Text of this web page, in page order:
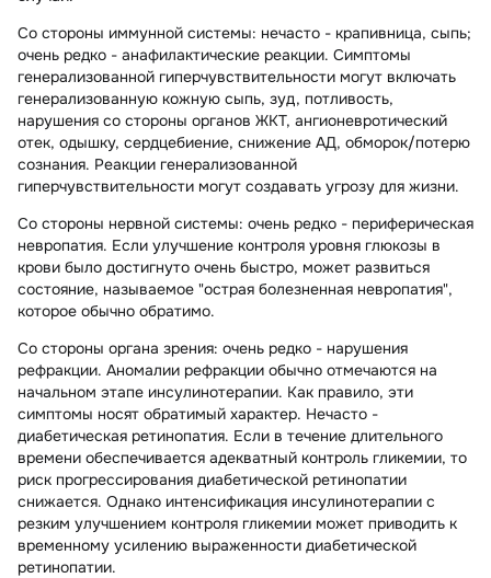
Со стороны иммунной системы: нечасто - крапивница, сыпь;
очень редко - анафилактические реакции. Симптомы
генерализованной гиперчувствительности могут включать
генерализованную кожную сыпь, зуд, потливость,
нарушения со стороны органов ЖКТ, ангионевротический
отек, одышку, сердцебиение, снижение АД, обморок/потерю
сознания. Реакции генерализованной
гиперчувствительности могут создавать угрозу для жизни.
Со стороны нервной системы: очень редко - периферическая
невропатия. Если улучшение контроля уровня глюкозы в
крови было достигнуто очень быстро, может развиться
состояние, называемое "острая болезненная невропатия",
которое обычно обратимо.
Со стороны органа зрения: очень редко - нарушения
рефракции. Аномалии рефракции обычно отмечаются на
начальном этапе инсулинотерапии. Как правило, эти
симптомы носят обратимый характер. Нечасто -
диабетическая ретинопатия. Если в течение длительного
времени обеспечивается адекватный контроль гликемии, то
риск прогрессирования диабетической ретинопатии
снижается. Однако интенсификация инсулинотерапии с
резким улучшением контроля гликемии может приводить к
временному усилению выраженности диабетической
ретинопатии.